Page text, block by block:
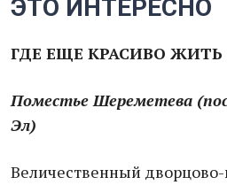
ЭТО ИНТЕРЕСНО
ГДЕ ЕЩЕ КРАСИВО
Поместье Шереметева
Эл)
Величественный